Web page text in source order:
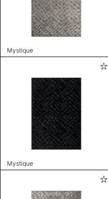
Mystique
Mystique